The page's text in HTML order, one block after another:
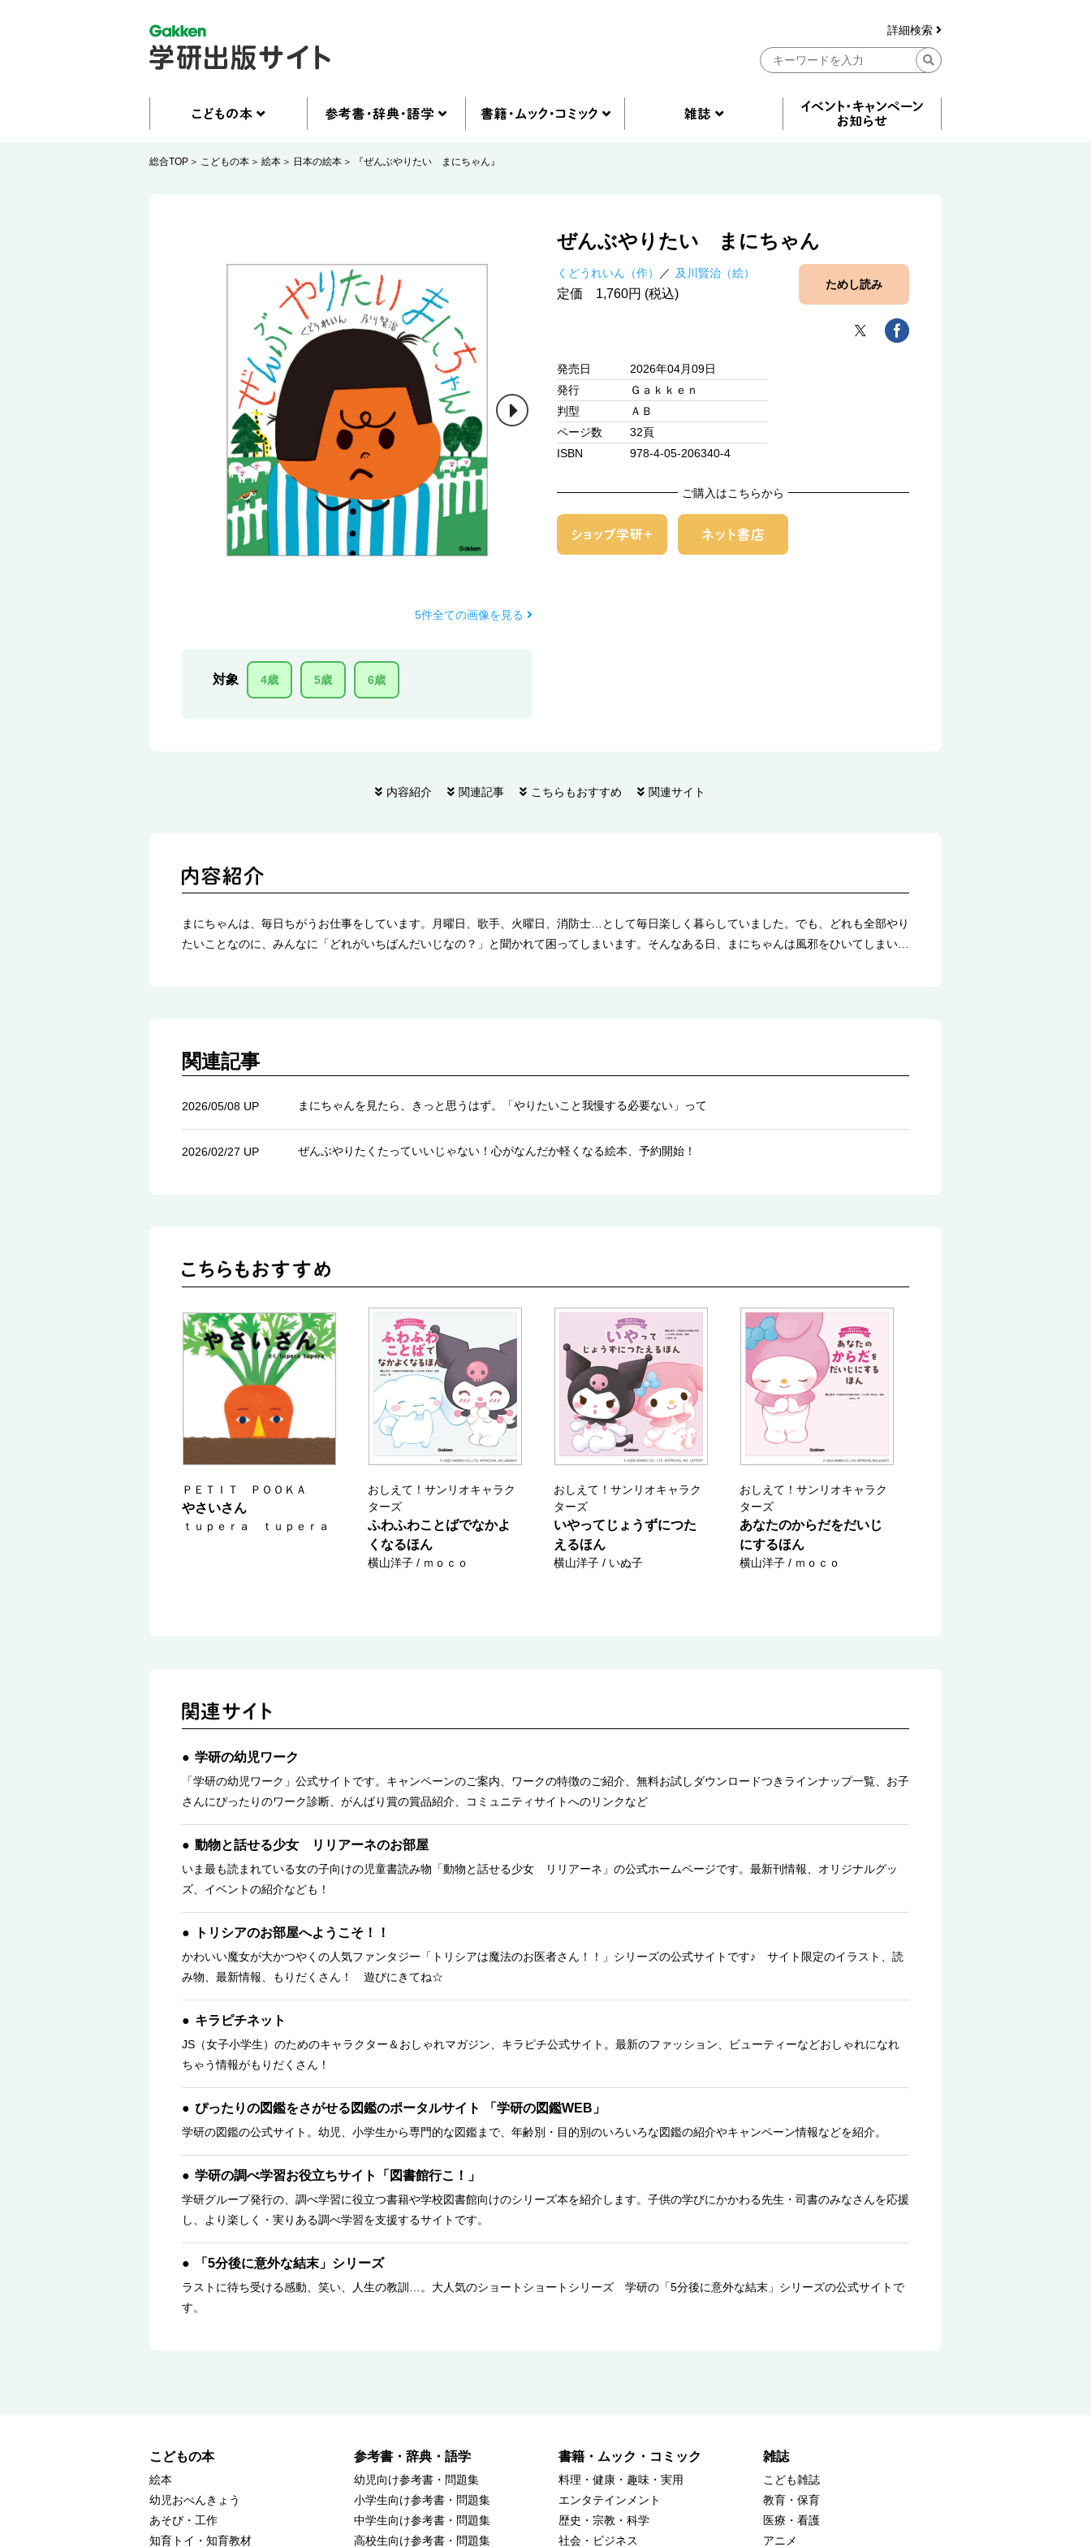
詳細検索
総合TOP こどもの本 絵本 日本の絵本 『ぜんぶやりたい まにちゃん』
5件全ての画像を見る
対象 4歳 5歳 6歳
ぜんぶやりたい まにちゃん
ためし読み
くどうれいん（作） 及川賢治（絵）
定価 1,760円 (税込)
発売日
2026年04月09日
発行
Ｇａｋｋｅｎ
判型
ＡＢ
ページ数
32頁
ISBN
978-4-05-206340-4
ご購入はこちらから
内容紹介 関連記事 こちらもおすすめ 関連サイト
まにちゃんは、毎日ちがうお仕事をしています。月曜日、歌手、火曜日、消防士…として毎日楽しく暮らしていました。でも、どれも全部やり
たいことなのに、みんなに「どれがいちばんだいじなの？」と聞かれて困ってしまいます。そんなある日、まにちゃんは風邪をひいてしまい…
関連記事
2026/05/08 UP まにちゃんを見たら、きっと思うはず。「やりたいこと我慢する必要ない」って
2026/02/27 UP ぜんぶやりたくたっていいじゃない！心がなんだか軽くなる絵本、予約開始！
ＰＥＴＩＴ ＰＯＯＫＡ
やさいさん
ｔｕｐｅｒａ ｔｕｐｅｒａ
おしえて！サンリオキャラク
ターズ
ふわふわことばでなかよ
くなるほん
横山洋子 / ｍｏｃｏ
おしえて！サンリオキャラク
ターズ
いやってじょうずにつた
えるほん
横山洋子 / いぬ子
おしえて！サンリオキャラク
ターズ
あなたのからだをだいじ
にするほん
横山洋子 / ｍｏｃｏ
学研の幼児ワーク
「学研の幼児ワーク」公式サイトです。キャンペーンのご案内、ワークの特徴のご紹介、無料お試しダウンロードつきラインナップ一覧、お子
さんにぴったりのワーク診断、がんばり賞の賞品紹介、コミュニティサイトへのリンクなど
動物と話せる少女 リリアーネのお部屋
いま最も読まれている女の子向けの児童書読み物「動物と話せる少女 リリアーネ」の公式ホームページです。最新刊情報、オリジナルグッ
ズ、イベントの紹介なども！
トリシアのお部屋へようこそ！！
かわいい魔女が大かつやくの人気ファンタジー「トリシアは魔法のお医者さん！！」シリーズの公式サイトです♪ サイト限定のイラスト、読
み物、最新情報、もりだくさん！ 遊びにきてね☆
キラピチネット
JS（女子小学生）のためのキャラクター＆おしゃれマガジン、キラピチ公式サイト。最新のファッション、ビューティーなどおしゃれになれ
ちゃう情報がもりだくさん！
ぴったりの図鑑をさがせる図鑑のポータルサイト 「学研の図鑑WEB」
学研の図鑑の公式サイト。幼児、小学生から専門的な図鑑まで、年齢別・目的別のいろいろな図鑑の紹介やキャンペーン情報などを紹介。
学研の調べ学習お役立ちサイト「図書館行こ！」
学研グループ発行の、調べ学習に役立つ書籍や学校図書館向けのシリーズ本を紹介します。子供の学びにかかわる先生・司書のみなさんを応援
し、より楽しく・実りある調べ学習を支援するサイトです。
「5分後に意外な結末」シリーズ
ラストに待ち受ける感動、笑い、人生の教訓…。大人気のショートショートシリーズ 学研の「5分後に意外な結末」シリーズの公式サイトで
す。
こどもの本
絵本
幼児おべんきょう
あそび・工作
知育トイ・知育教材
参考書・辞典・語学
幼児向け参考書・問題集
小学生向け参考書・問題集
中学生向け参考書・問題集
高校生向け参考書・問題集
書籍・ムック・コミック
料理・健康・趣味・実用
エンタテインメント
歴史・宗教・科学
社会・ビジネス
雑誌
こども雑誌
教育・保育
医療・看護
アニメ